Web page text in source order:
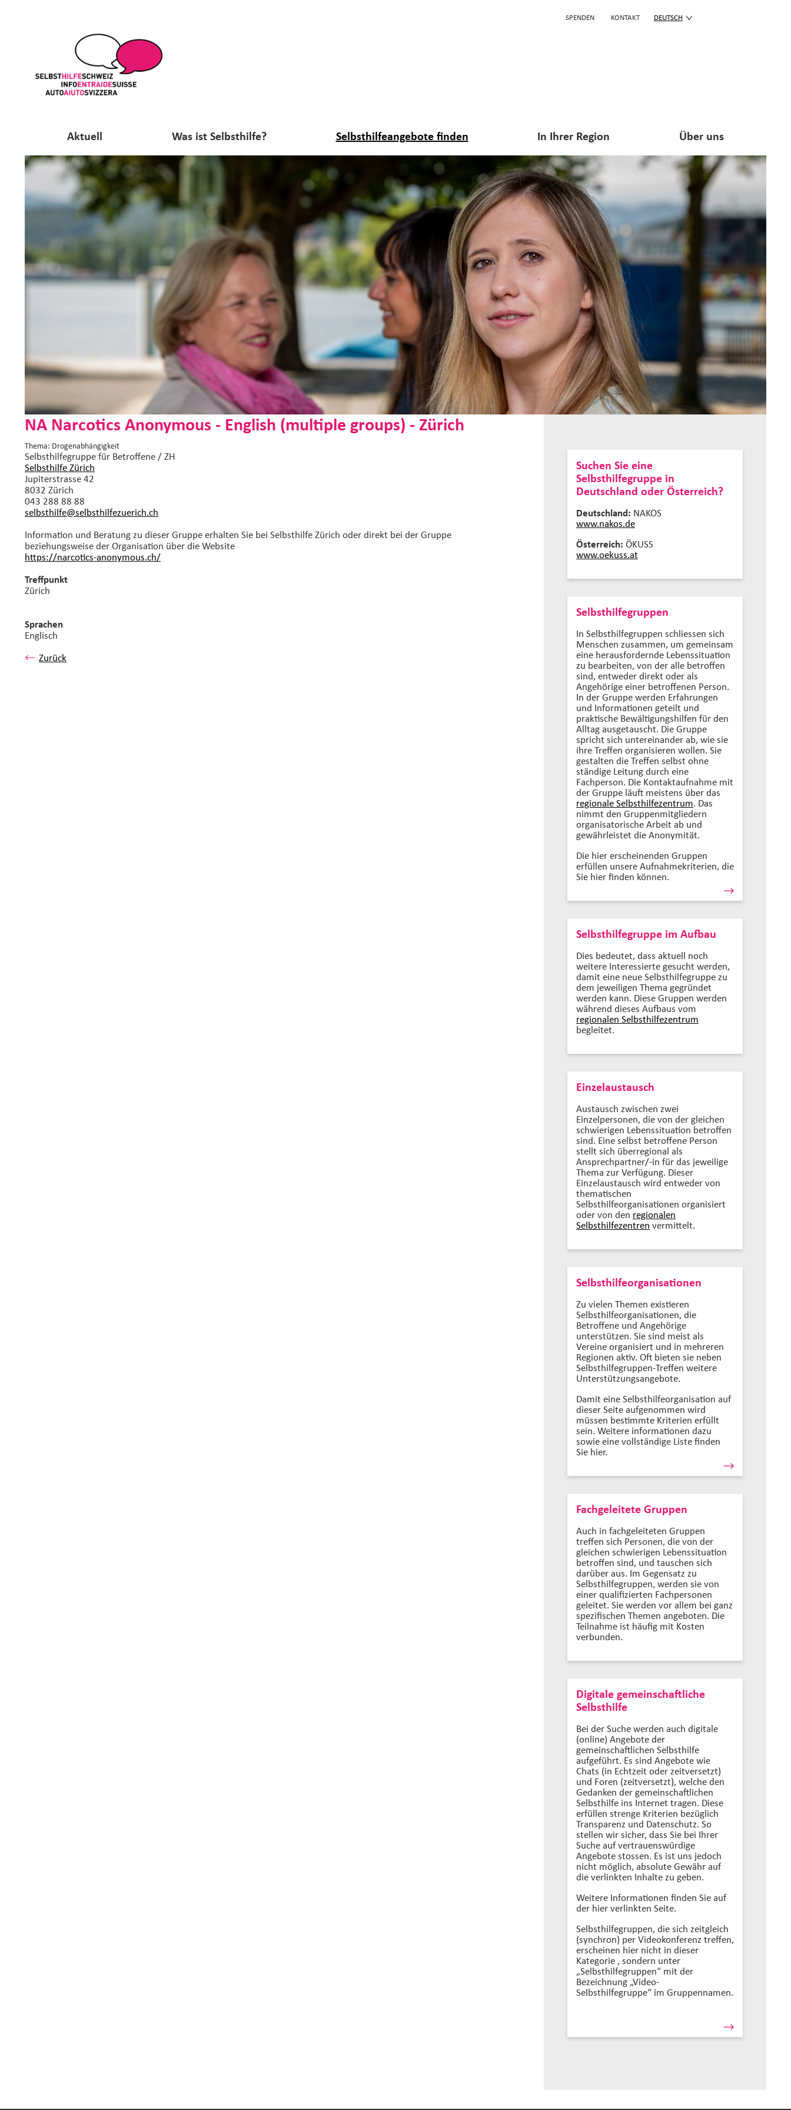
SPENDEN KONTAKT DEUTSCH
Aktuell Was ist Selbsthilfe? Selbsthilfeangebote finden In Ihrer Region Über uns
NA Narcotics Anonymous - English (multiple groups) - Zürich
Thema: Drogenabhängigkeit
Selbsthilfegruppefür Betroffene / ZH
Selbsthilfe Zürich
Jupiterstrasse 42
8032 Zürich
043 288 88 88
selbsthilfe@selbsthilfezuerich.ch
Information und Beratung zu dieser Gruppe erhalten Sie bei Selbsthilfe Zürich oder direkt bei der Gruppe
beziehungsweise der Organisation über die Website
https://narcotics-anonymous.ch/
Treffpunkt
Zürich
Sprachen
Englisch
Zurück
Suchen Sie eine
Selbsthilfegruppe in
Deutschland oder Österreich?
Deutschland: NAKOS
www.nakos.de
Österreich: ÖKUSS
www.oekuss.at
Selbsthilfegruppen
In Selbsthilfegruppen schliessen sich
Menschen zusammen, um gemeinsam
eine herausfordernde Lebenssituation
zu bearbeiten, von der alle betroffen
sind, entweder direkt oder als
Angehörige einer betroffenen Person.
In der Gruppe werden Erfahrungen
und Informationen geteilt und
praktische Bewältigungshilfen für den
Alltag ausgetauscht. Die Gruppe
spricht sich untereinander ab, wie sie
ihre Treffen organisieren wollen. Sie
gestalten die Treffen selbst ohne
ständige Leitung durch eine
Fachperson. Die Kontaktaufnahme mit
der Gruppe läuft meistens über das
regionale Selbsthilfezentrum. Das
nimmt den Gruppenmitgliedern
organisatorische Arbeit ab und
gewährleistet die Anonymität.
Die hier erscheinenden Gruppen
erfüllen unsere Aufnahmekriterien, die
Sie hier finden können.
Selbsthilfegruppe im Aufbau
Dies bedeutet, dass aktuell noch
weitere Interessierte gesucht werden,
damit eine neue Selbsthilfegruppe zu
dem jeweiligen Thema gegründet
werden kann. Diese Gruppen werden
während dieses Aufbaus vom
regionalen Selbsthilfezentrum
begleitet.
Einzelaustausch
Austausch zwischen zwei
Einzelpersonen, die von der gleichen
schwierigen Lebenssituation betroffen
sind. Eine selbst betroffene Person
stellt sich überregional als
Ansprechpartner/-in für das jeweilige
Thema zur Verfügung. Dieser
Einzelaustausch wird entweder von
thematischen
Selbsthilfeorganisationen organisiert
oder von den regionalen
Selbsthilfezentren vermittelt.
Selbsthilfeorganisationen
Zu vielen Themen existieren
Selbsthilfeorganisationen, die
Betroffene und Angehörige
unterstützen. Sie sind meist als
Vereine organisiert und in mehreren
Regionen aktiv. Oft bieten sie neben
Selbsthilfegruppen-Treffen weitere
Unterstützungsangebote.
Damit eine Selbsthilfeorganisation auf
dieser Seite aufgenommen wird
müssen bestimmte Kriterien erfüllt
sein. Weitere informationen dazu
sowie eine vollständige Liste finden
Sie hier.
Fachgeleitete Gruppen
Auch in fachgeleiteten Gruppen
treffen sich Personen, die von der
gleichen schwierigen Lebenssituation
betroffen sind, und tauschen sich
darüber aus. Im Gegensatz zu
Selbsthilfegruppen, werden sie von
einer qualifizierten Fachpersonen
geleitet. Sie werden vor allem bei ganz
spezifischen Themen angeboten. Die
Teilnahme ist häufig mit Kosten
verbunden.
Digitale gemeinschaftliche
Selbsthilfe
Bei der Suche werden auch digitale
(online) Angebote der
gemeinschaftlichen Selbsthilfe
aufgeführt. Es sind Angebote wie
Chats (in Echtzeit oder zeitversetzt)
und Foren (zeitversetzt), welche den
Gedanken der gemeinschaftlichen
Selbsthilfe ins Internet tragen. Diese
erfüllen strenge Kriterien bezüglich
Transparenz und Datenschutz. So
stellen wir sicher, dass Sie bei Ihrer
Suche auf vertrauenswürdige
Angebote stossen. Es ist uns jedoch
nicht möglich, absolute Gewähr auf
die verlinkten Inhalte zu geben.
Weitere Informationen finden Sie auf
der hier verlinkten Seite.
Selbsthilfegruppen, die sich zeitgleich
(synchron) per Videokonferenz treffen,
erscheinen hier nicht in dieser
Kategorie , sondern unter
„Selbsthilfegruppen“ mit der
Bezeichnung „Video-
Selbsthilfegruppe“ im Gruppennamen.